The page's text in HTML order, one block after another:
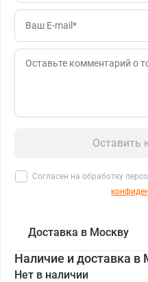
Оставить
Согласен на обработку
Доставка в Москву
Наличие и доставка в
Нет в наличии